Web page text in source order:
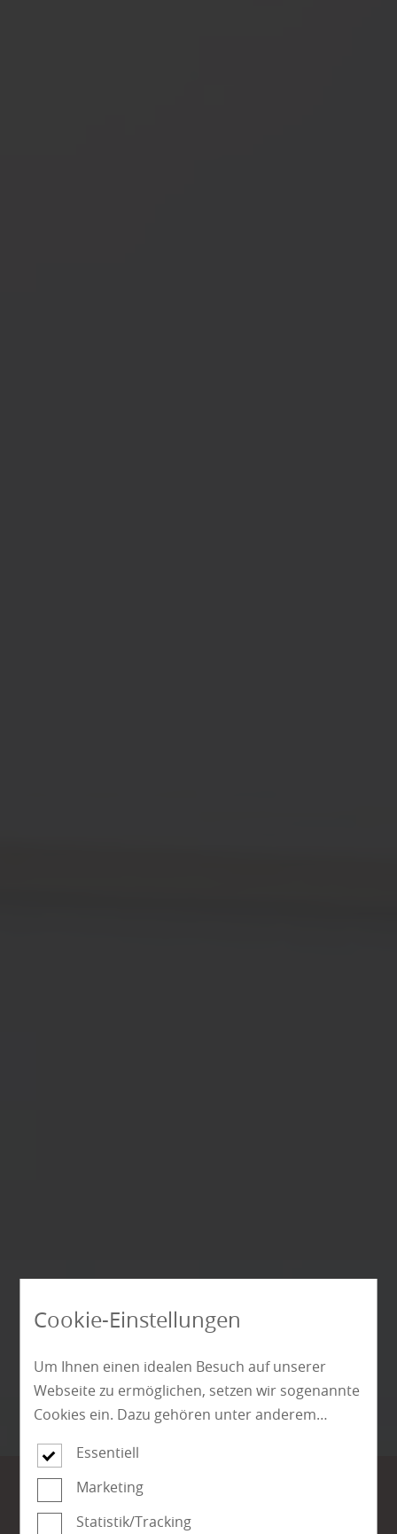
Raumteiler und
Cookie-Einstellungen
Um Ihnen einen idealen Besuch auf unserer
Webseite zu ermöglichen, setzen wir sogenannte
Cookies ein. Dazu gehören unter anderem
reibungslosen Betrieb unserer kommerziellen
Unternehmensseite notwendig sind. Zusätzlich
verwenden wir Cookies zur anonymen Erhebung
Essentiell
Marketing
Statistik/Tracking